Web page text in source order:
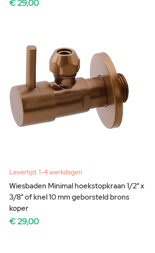
Prijs
€ 29,00
Levertijd: 1-4 werkdagen
Wiesbaden Minimal hoekstopkraan 1/2" x
3/8" of knel 10 mm geborsteld brons
koper
Prijs
€ 29,00